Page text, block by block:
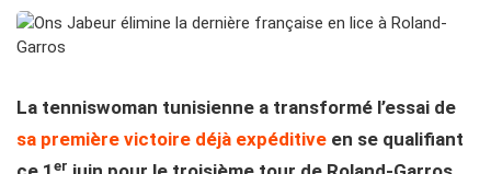
La tenniswoman tunisienne a transformé l’essai de
sa première victoire déjà expéditive en se qualifiant
er